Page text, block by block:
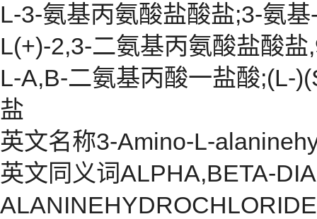
L-3-氨基丙氨酸盐酸盐;3-氨
L(+)-2,3-二氨基丙氨酸盐酸
L-Α,Β-二氨基丙酸一盐酸;(L-
盐
英文名称3-Amino-L-
英文同义词ALPHA,BETA-